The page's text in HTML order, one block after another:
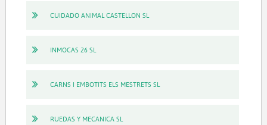
CUIDADO ANIMAL CASTELLON SL
INMOCAS 26 SL
CARNS I EMBOTITS ELS MESTRETS SL
RUEDAS Y MECANICA SL